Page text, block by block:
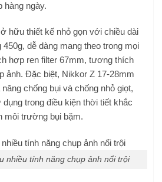
hàng ngày.
hữu thiết kế nhỏ gọn với chiều dài
dễ dàng mang theo trong mọi
hợp ren filter 67mm, tương thích
ảnh. Đặc biệt, Nikkor Z 17-28mm
chống bụi và chống nhỏ giọt,
trong điều kiện thời tiết khắc
môi trường bụi bặm.
nhiều tính năng chụp ảnh nổi trội